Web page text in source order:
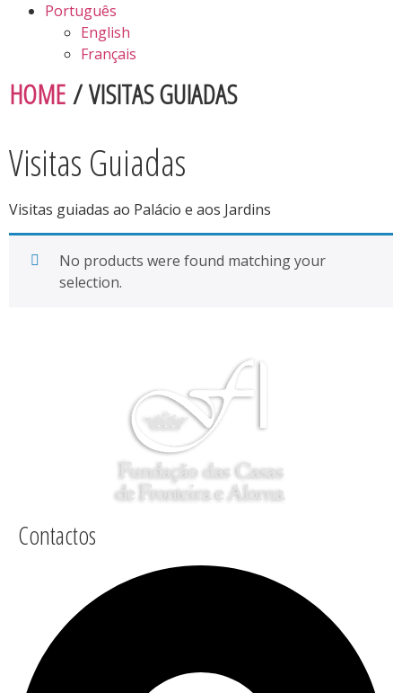
Português
English
Français
HOME/ VISITAS GUIADAS
Visitas Guiadas
Visitas guiadas ao Palácio e aos Jardins
No products were found matching your
selection.
Contactos